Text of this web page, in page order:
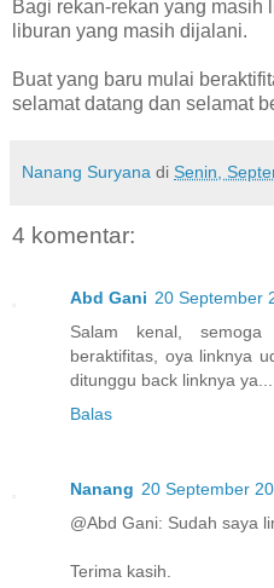
Bagi rekan-rekan yang masih
liburan yang masih dijalani.
Buat yang baru mulai
selamat datang dan selamat
Nanang Suryana di Senin,
4 komentar:
Abd Gani 20 September
Salam kenal,
beraktifitas, oya linknya
ditunggu back linknya ya...
Balas
Nanang 20 September
@Abd Gani: Sudah saya
Terima kasih.